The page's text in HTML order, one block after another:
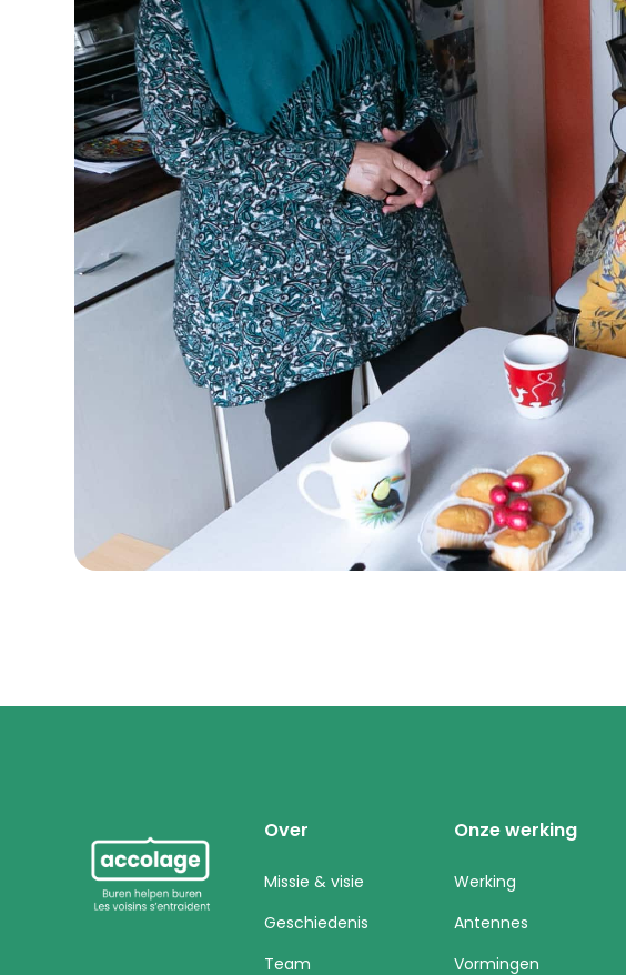
Over
Missie & visie
Geschiedenis
Team
Onze werking
Werking
Antennes
Vormingen